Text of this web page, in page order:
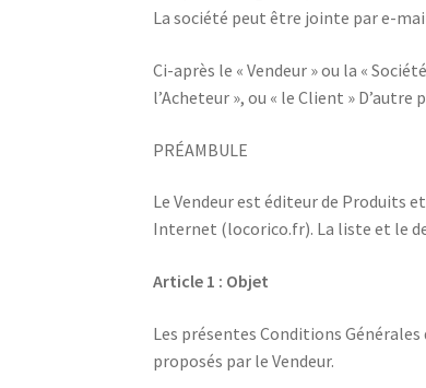
La société peut être jointe par e-
Ci-après le « Vendeur » ou la «
l’Acheteur », ou « le Client »
PRÉAMBULE
Le Vendeur est éditeur de Produits
Internet (locorico.fr). La liste et le
Article 1 : Objet
Les présentes Conditions
proposés par le Vendeur.